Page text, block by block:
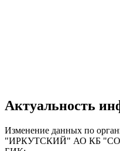
Актуальность
Изменение данных по
"ИРКУТСКИЙ" АО КБ